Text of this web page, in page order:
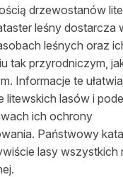
drzewostanów
leśny dostarcza
leśnych oraz
tak przyrodniczym,
Informacje te
litewskich lasów i
ich ochrony
Państwowy
lasy wszystkich